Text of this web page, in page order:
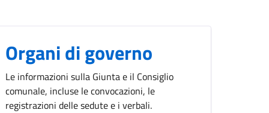
Organi di governo
Le informazioni sulla Giunta e il Consiglio
comunale, incluse le convocazioni, le
registrazioni delle sedute e i verbali.